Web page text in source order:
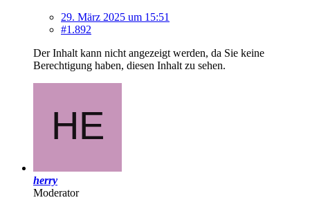
29. März 2025 um 15:51
#1.892
Der Inhalt kann nicht angezeigt werden, da Sie keine
Berechtigung haben, diesen Inhalt zu sehen.
herry
Moderator